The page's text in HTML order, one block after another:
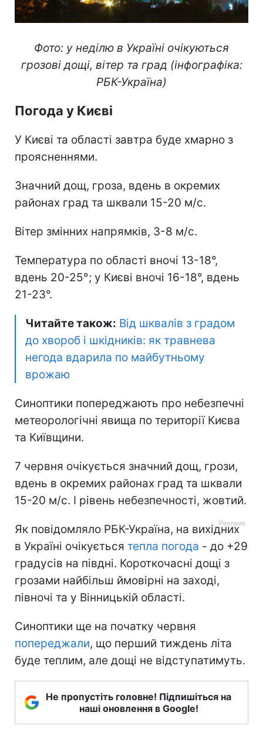
Фото: у неділю в Україні очікуються
грозові дощі, вітер та град (інфографіка:
РБК-Україна)
Погода у Києві
У Києві та області завтра буде хмарно з
проясненнями.
Значний дощ, гроза, вдень в окремих
районах град та шквали 15-20 м/с.
Вітер змінних напрямків, 3-8 м/с.
Температура по області вночі 13-18°,
вдень 20-25°; у Києві вночі 16-18°, вдень
21-23°.
Читайте також: Від шквалів з градом
до хвороб і шкідників: як травнева
негода вдарила по майбутньому
врожаю
Синоптики попереджають про небезпечні
метеорологічні явища по території Києва
та Київщини.
7 червня очікується значний дощ, грози,
вдень в окремих районах град та шквали
15-20 м/с. І рівень небезпечності, жовтий.
Як повідомляло РБК-Україна, на вихідних
в Україні очікується тепла погода - до +29
градусів на півдні. Короткочасні дощі з
грозами найбільш ймовірні на заході,
півночі та у Вінницькій області.
Синоптики ще на початку червня
попереджали, що перший тиждень літа
буде теплим, але дощі не відступатимуть.
Не пропустіть головне! Підпишіться на
наші оновлення в Google!